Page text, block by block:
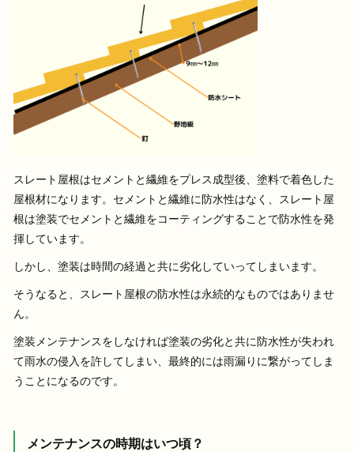
スレート屋根はセメントと繊維をプレス成型後、塗料で着色した
屋根材になります。セメントと繊維に防水性はなく、スレート屋
根は塗装でセメントと繊維をコーティングすることで防水性を発
揮しています。
しかし、塗装は時間の経過と共に劣化していってしまいます。
そうなると、スレート屋根の防水性は永続的なものではありませ
ん。
塗装メンテナンスをしなければ塗装の劣化と共に防水性が失われ
て雨水の侵入を許してしまい、最終的には雨漏りに繋がってしま
うことになるのです。
メンテナンスの時期はいつ頃？